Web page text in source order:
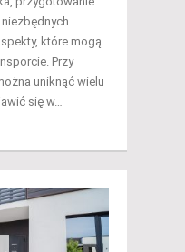
które mogą
Przy
uniknąć wielu
się w…